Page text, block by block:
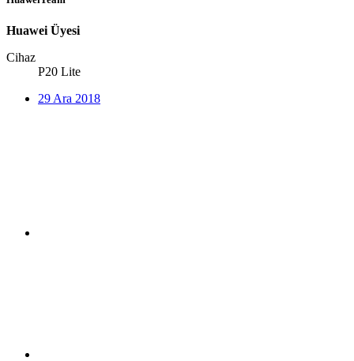
Huawei Üyesi
Cihaz
P20 Lite
29 Ara 2018